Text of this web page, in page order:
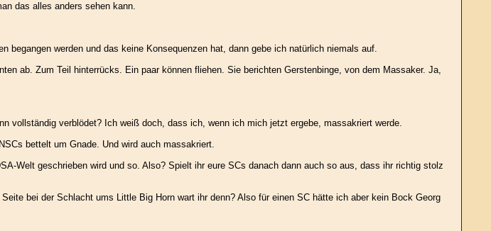
das alles anders sehen kann.
begangen werden und das keine Konsequenzen hat, dann gebe ich natürlich niemals auf.
ab. Zum Teil hinterrücks. Ein paar können fliehen. Sie berichten Gerstenbinge, von dem Massaker. Ja,
vollständig verblödet? Ich weiß doch, dass ich, wenn ich mich jetzt ergebe, massakriert werde.
bettelt um Gnade. Und wird auch massakriert.
Welt geschrieben wird und so. Also? Spielt ihr eure SCs danach dann auch so aus, dass ihr richtig stolz
bei der Schlacht ums Little Big Horn wart ihr denn? Also für einen SC hätte ich aber kein Bock Georg